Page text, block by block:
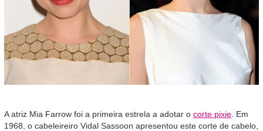
A atriz Mia Farrow foi a primeira estrela a adotar o corte pixie . Em
1968, o cabeleireiro Vidal Sassoon apresentou este corte de cabelo,